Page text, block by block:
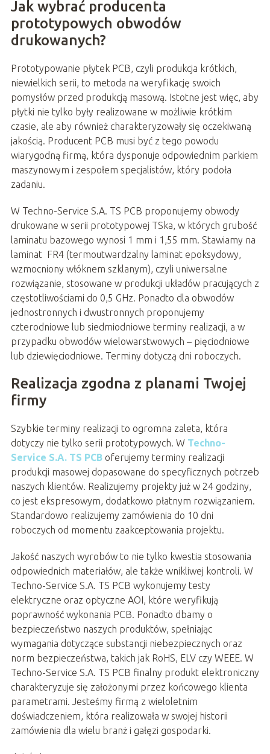
Jak wybrać producenta
prototypowych obwodów
drukowanych?
Prototypowanie płytek PCB, czyli produkcja krótkich,
niewielkich serii, to metoda na weryfikację swoich
pomysłów przed produkcją masową. Istotne jest więc, aby
płytki nie tylko były realizowane w możliwie krótkim
czasie, ale aby również charakteryzowały się oczekiwaną
jakością. Producent PCB musi być z tego powodu
wiarygodną firmą, która dysponuje odpowiednim parkiem
maszynowym i zespołem specjalistów, który podoła
zadaniu.
W Techno-Service S.A. TS PCB proponujemy obwody
drukowane w serii prototypowej TSka, w których grubość
laminatu bazowego wynosi 1 mm i 1,55 mm. Stawiamy na
laminat FR4 (termoutwardzalny laminat epoksydowy,
wzmocniony włóknem szklanym), czyli uniwersalne
rozwiązanie, stosowane w produkcji układów pracujących z
częstotliwościami do 0,5 GHz. Ponadto dla obwodów
jednostronnych i dwustronnych proponujemy
czterodniowe lub siedmiodniowe terminy realizacji, a w
przypadku obwodów wielowarstwowych – pięciodniowe
lub dziewięciodniowe. Terminy dotyczą dni roboczych.
Realizacja zgodna z planami Twojej
firmy
Szybkie terminy realizacji to ogromna zaleta, która
dotyczy nie tylko serii prototypowych. W Techno-
Service S.A. TS PCBoferujemy terminy realizacji
produkcji masowej dopasowane do specyficznych potrzeb
naszych klientów. Realizujemy projekty już w 24 godziny,
co jest ekspresowym, dodatkowo płatnym rozwiązaniem.
Standardowo realizujemy zamówienia do 10 dni
roboczych od momentu zaakceptowania projektu.
Jakość naszych wyrobów to nie tylko kwestia stosowania
odpowiednich materiałów, ale także wnikliwej kontroli. W
Techno-Service S.A. TS PCB wykonujemy testy
elektryczne oraz optyczne AOI, które weryfikują
poprawność wykonania PCB. Ponadto dbamy o
bezpieczeństwo naszych produktów, spełniając
wymagania dotyczące substancji niebezpiecznych oraz
norm bezpieczeństwa, takich jak RoHS, ELV czy WEEE. W
Techno-Service S.A. TS PCB finalny produkt elektroniczny
charakteryzuje się założonymi przez końcowego klienta
parametrami. Jesteśmy firmą z wieloletnim
doświadczeniem, która realizowała w swojej historii
zamówienia dla wielu branż i gałęzi gospodarki.